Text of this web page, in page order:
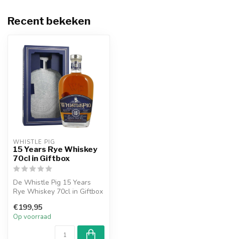
Recent bekeken
WHISTLE PIG
15 Years Rye Whiskey
70cl in Giftbox
De Whistle Pig 15 Years
Rye Whiskey 70cl in Giftbox
whisky'...
€199,95
Op voorraad